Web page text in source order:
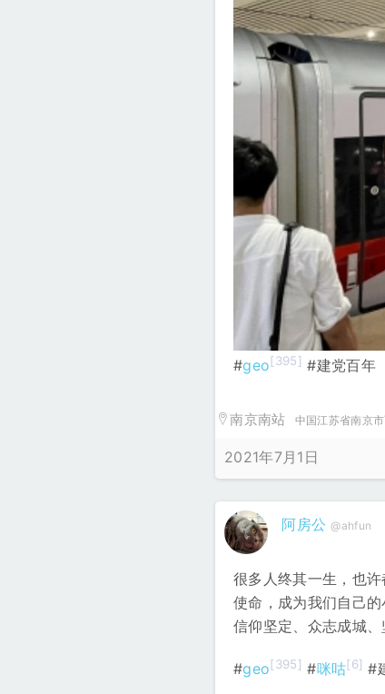
#geo[395] #建党百年
南京南站 中国江苏省南京
2021年7月1日
阿房公 @ahfun
很多人终其一生，也
使命，成为我们自己的
信仰坚定、众志成城
#geo[395] #咪咕[6] #